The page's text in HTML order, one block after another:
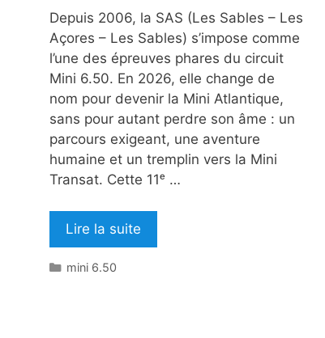
Depuis 2006, la SAS (Les Sables – Les
Açores – Les Sables) s’impose comme
l’une des épreuves phares du circuit
Mini 6.50. En 2026, elle change de
nom pour devenir la Mini Atlantique,
sans pour autant perdre son âme : un
parcours exigeant, une aventure
humaine et un tremplin vers la Mini
Transat. Cette 11ᵉ …
Lire la suite
Catégories
mini 6.50